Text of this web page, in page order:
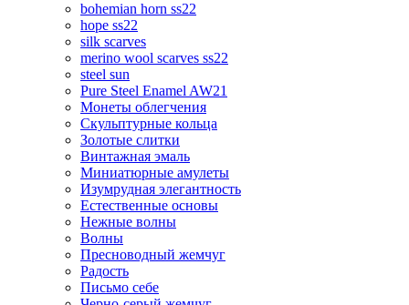
bohemian horn ss22
hope ss22
silk scarves
merino wool scarves ss22
steel sun
Pure Steel Enamel AW21
Монеты облегчения
Скульптурные кольца
Золотые слитки
Винтажная эмаль
Миниатюрные амулеты
Изумрудная элегантность
Естественные основы
Нежные волны
Волны
Пресноводный жемчуг
Радость
Письмо себе